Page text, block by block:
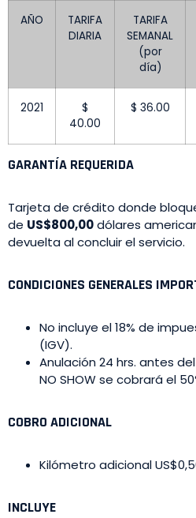
AÑO
TARIFA
DIARIA
TARIFA
SEMANAL
(por
día)
2021
$
40.00
$ 36.00
GARANTÍA REQUERIDA
Tarjeta de crédito donde
de US$800,00dólares
devuelta al concluir el servicio.
CONDICIONES GENERALES
No incluye el 18% de
(IGV).
Anulación 24 hrs. antes
NO SHOW se cobrará el
COBRO ADICIONAL
Kilómetro adicional
INCLUYE